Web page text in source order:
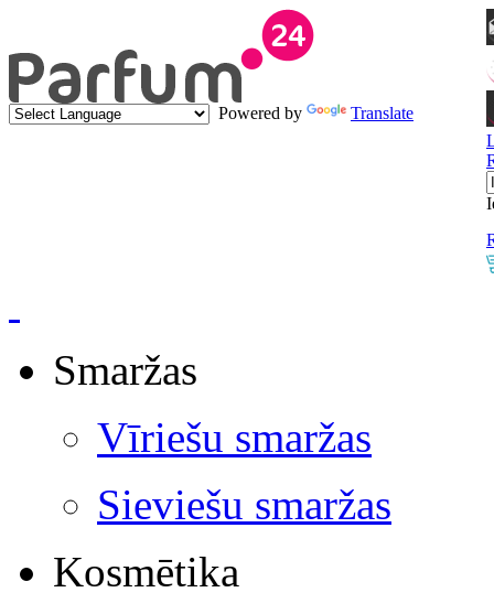
Powered by
Translate
Smaržas
Vīriešu smaržas
Sieviešu smaržas
Kosmētika